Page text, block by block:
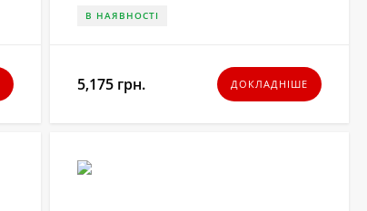
В НАЯВНОСТІ
5,175 грн. ДОКЛАДНІШЕ